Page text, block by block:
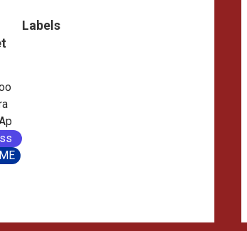
Labels